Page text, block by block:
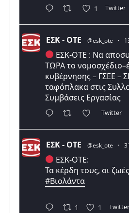
1 Twitter
ΕΣΚ - ΟΤΕ @esk_ote ·
ΕΣΚ-ΟΤΕ : Να
ΤΩΡΑ το
κυβέρνησης – ΓΣΕΕ –
ταφόπλακα στις
Συμβάσεις Εργασίας
Twitter
ΕΣΚ - ΟΤΕ @esk_ote ·
ΕΣΚ-ΟΤΕ:
Τα κέρδη τους, οι
#Βιολάντα
1 1 Twitter